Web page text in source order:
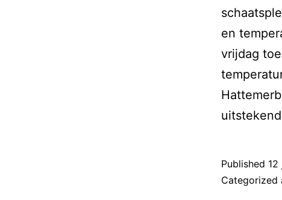
en
vrijdag
Published
Categorized